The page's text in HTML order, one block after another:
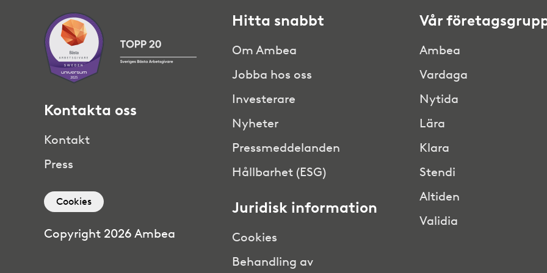
Kontakta oss
Kontakt
Press
Cookies
Copyright 2026 Ambea
Hitta snabbt
Om Ambea
Jobba hos oss
Investerare
Nyheter
Pressmeddelanden
Hållbarhet (ESG)
Juridisk information
Cookies
Behandling av
Vår
Ambea
Vardaga
Nytida
Lära
Klara
Stendi
Altiden
Validia